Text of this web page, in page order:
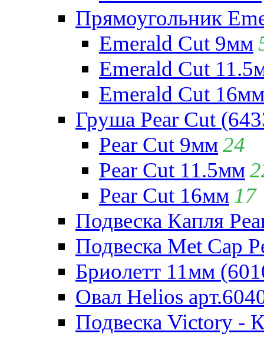
Прямоугольник
Emerald Cut 9мм
Emerald Cut
Emerald Cut 16мм
Груша Pear Cut
Pear Cut 9мм24
Pear Cut 11.5мм
Pear Cut 16мм 17
Подвеска Капля
Подвеска Met Cap
Бриолетт 11мм
Овал Helios
Подвеска Victory -